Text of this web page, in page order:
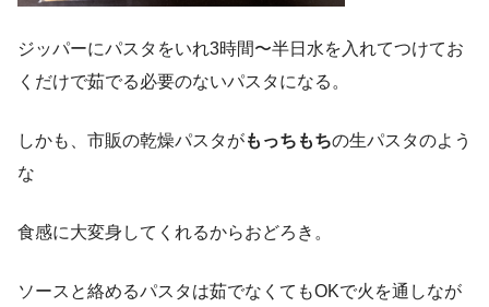
ジッパーにパスタをいれ3時間〜半日水を入れてつけてお
くだけで茹でる必要のないパスタになる。
しかも、市販の乾燥パスタがもっちもちの生パスタのよう
な
食感に大変身してくれるからおどろき。
ソースと絡めるパスタは茹でなくてもOKで火を通しなが